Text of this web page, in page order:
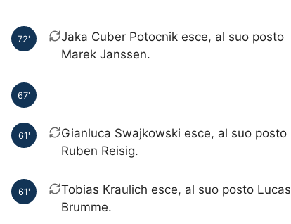
72'
Jaka Cuber Potocnik esce, al suo posto
Marek Janssen.
67'
61'
Gianluca Swajkowski esce, al suo posto
Ruben Reisig.
61'
Tobias Kraulich esce, al suo posto Lucas
Brumme.